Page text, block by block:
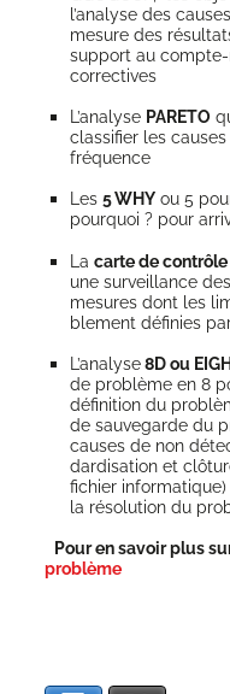
l’analyse des
mesure des
sup­port au
correctives
L’analyse PARETO
clas­si­fier les
fréquence
Les5 WHY ou 5
pour­quoi ? pour
Lacarte de contrôle
une sur­veillance
mesures dont les
ble­ment défi­nies
L’analyse8D ou
de pro­blème en 8
défi­ni­tion du
de sau­ve­garde du
causes de non
dar­di­sa­tion et
fichier infor­ma­tique)
la réso­lu­tion du
Pour en savoir plus
problème